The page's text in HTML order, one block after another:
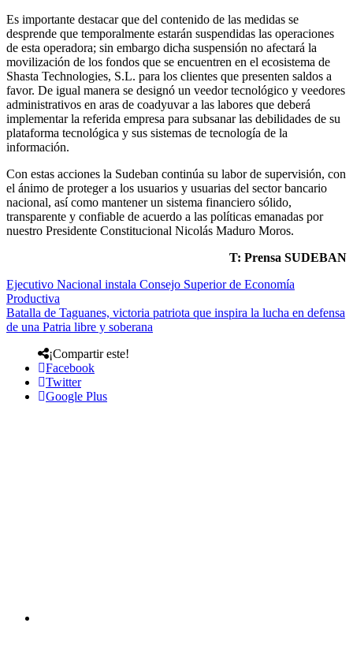
Es importante destacar que del contenido de las medidas se
desprende que temporalmente estarán suspendidas las operaciones
de esta operadora; sin embargo dicha suspensión no afectará la
movilización de los fondos que se encuentren en el ecosistema de
Shasta Technologies, S.L. para los clientes que presenten saldos a
favor. De igual manera se designó un veedor tecnológico y veedores
administrativos en aras de coadyuvar a las labores que deberá
implementar la referida empresa para subsanar las debilidades de su
plataforma tecnológica y sus sistemas de tecnología de la
información.
Con estas acciones la Sudeban continúa su labor de supervisión, con
el ánimo de proteger a los usuarios y usuarias del sector bancario
nacional, así como mantener un sistema financiero sólido,
transparente y confiable de acuerdo a las políticas emanadas por
nuestro Presidente Constitucional Nicolás Maduro Moros.
T: Prensa SUDEBAN
Ejecutivo Nacional instala Consejo Superior de Economía
Productiva
Batalla de Taguanes, victoria patriota que inspira la lucha en defensa
de una Patria libre y soberana
¡Compartir este!
Facebook
Twitter
Google Plus